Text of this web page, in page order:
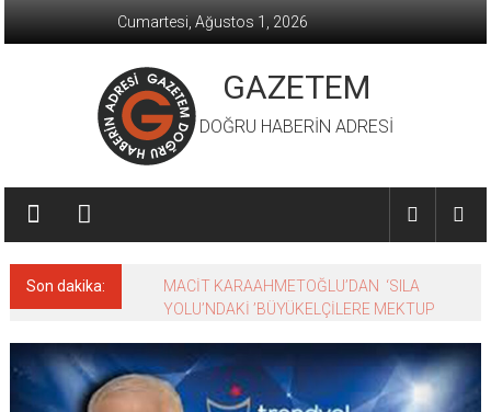
Cumartesi, Ağustos 1, 2026
GAZETEM
DOĞRU HABERİN ADRESİ
Son dakika:
MACİT KARAAHMETOĞLU’DAN ‘SILA
YOLU’NDAKİ ’BÜYÜKELÇİLERE MEKTUP